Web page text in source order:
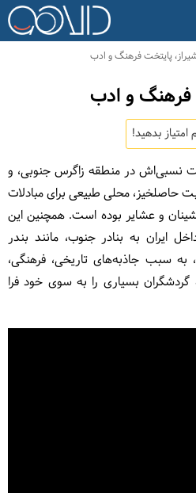
پایتخت فرهنگ و ادب
فرهنگ و ادب
بدهید!
نسبی‌اش در منطقه زاگرس جنوبی، و
محلی طبیعی برای مبادلات
و عشایر بوده است. همچنین این
ایران به بنادر جنوب، مانند بندر
به سبب جاذبه‌های تاریخی، فرهنگی،
گردشگران بسیاری را به سوی خود فرا